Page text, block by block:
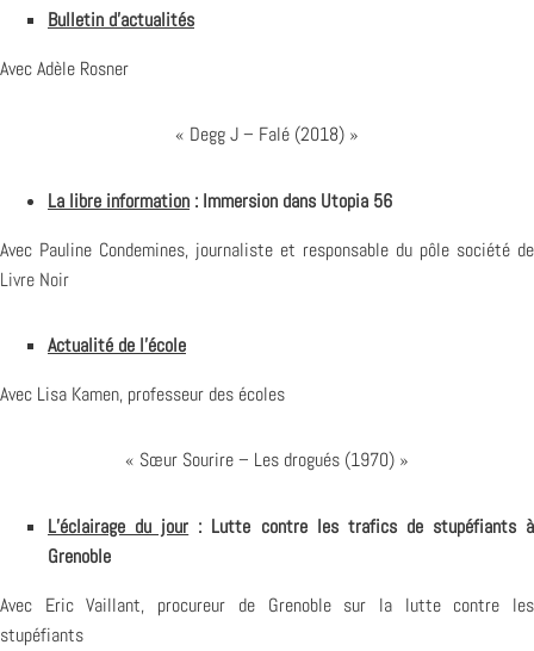
Bulletin d’actualités
Avec Adèle Rosner
« Degg J – Falé (2018) »
La libre information : Immersion dans Utopia 56
Avec Pauline Condemines, journaliste et responsable du pôle société de
Livre Noir
Actualité de l’école
Avec Lisa Kamen, professeur des écoles
« Sœur Sourire – Les drogués (1970) »
L’éclairage du jour : Lutte contre les trafics de stupéfiants à
Grenoble
Avec Eric Vaillant, procureur de Grenoble sur la lutte contre les
stupéfiants